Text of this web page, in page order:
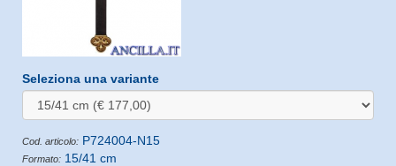
Seleziona una variante
Cod. articolo: P724004-N15
Formato: 15/41 cm